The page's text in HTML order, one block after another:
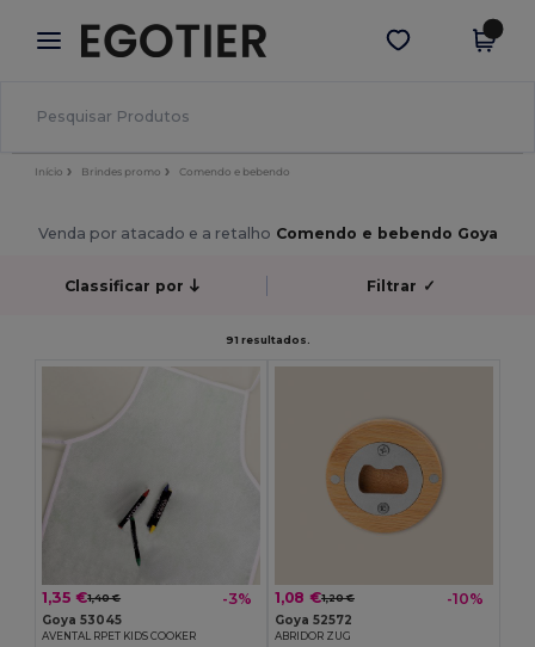
× App Egotier
Melhores preços na app!
Obter app
Início Brindes promo Comendo e bebendo
Venda por atacado e a retalho Comendo e bebendo Goya
Classificar por Filtrar ✓
91 resultados.
1,35 €1,40 € -3%
Goya 53045
AVENTAL RPET KIDS COOKER
1,08 €1,20 € -10%
Goya 52572
ABRIDOR ZUG